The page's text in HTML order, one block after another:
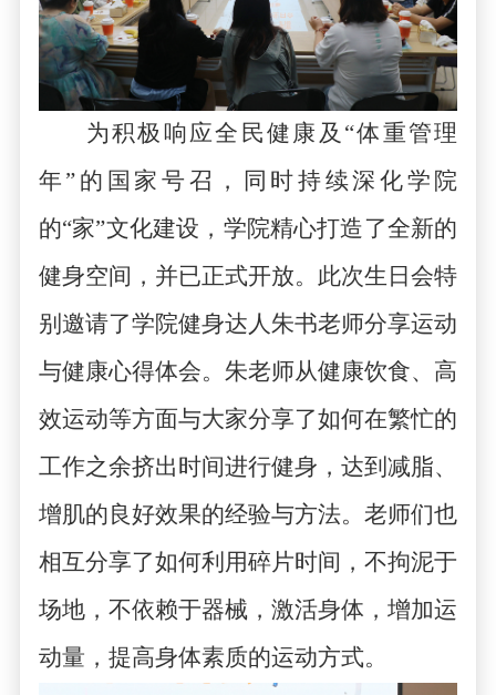
为积极响应全民健康及 “体重管理
年”的国家号召，同时持续深化学院
的“家”文化建设 ， 学院精心打造了全新的
健身空间，并已正式开放。此次生日会特
别邀请了学院健身达人朱书老师分享运动
与健康心得体会。朱老师从健康饮食、高
效运动等方面与大家分享了如何在繁忙的
工作之余挤出时间进行健身，达到减脂、
增肌的良好效果的经验与方法。老师们也
相互分享了如何利用碎片时间，不拘泥于
场地，不依赖于器械，激活身体，增加运
动量，提高身体素质的运动方式。